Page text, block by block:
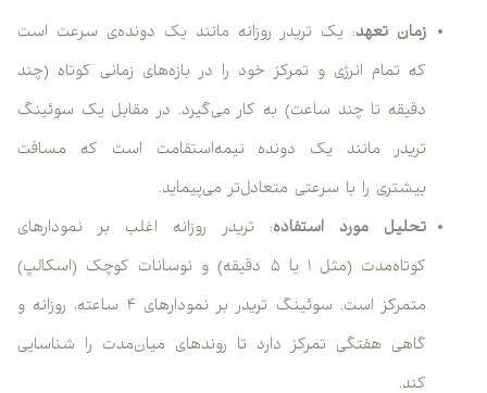
زمان تعهد: یک تریدر روزانه مانند یک دونده‌ی سرعت است
که تمام انرژی و تمرکز خود را در بازه‌های زمانی کوتاه (چند
دقیقه تا چند ساعت) به کار می‌گیرد. در مقابل یک سوئینگ
تریدر مانند یک دونده نیمه‌استقامت است که مسافت
بیشتری را با سرعتی متعادل‌تر می‌پیماید.
تحلیل مورد استفاده: تریدر روزانه اغلب بر نمودارهای
کوتاه‌مدت (مثل ۱ یا ۵ دقیقه) و نوسانات کوچک (اسکالپ)
متمرکز است. سوئینگ تریدر بر نمودارهای ۴ ساعته، روزانه و
گاهی هفتگی تمرکز دارد تا روندهای میان‌مدت را شناسایی
کند.